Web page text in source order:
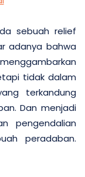
sebuah relief
adanya bahwa
tidak dalam
terkandung
Dan menjadi
pengendalian
peradaban.